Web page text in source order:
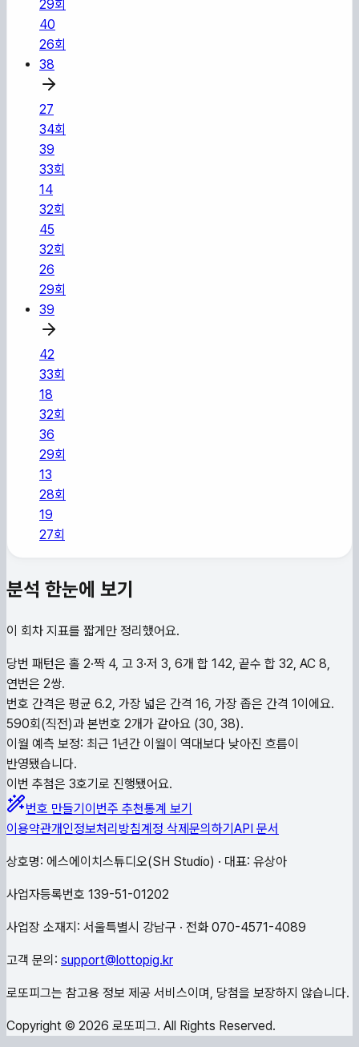
29회
40
26회
38
27
34회
39
33회
14
32회
45
32회
26
29회
39
42
33회
18
32회
36
29회
13
28회
19
27회
분석 한눈에 보기
이 회차 지표를 짧게만 정리했어요.
당번 패턴은 홀 2·짝 4, 고 3·저 3, 6개 합 142, 끝수 합 32, AC 8,
연번은 2쌍.
번호 간격은 평균 6.2, 가장 넓은 간격 16, 가장 좁은 간격 1이에요.
590회(직전)과 본번호 2개가 같아요 (30, 38).
이월 예측 보정: 최근 1년간 이월이 역대보다 낮아진 흐름이
반영됐습니다.
이번 추첨은 3호기로 진행됐어요.
번호 만들기이번주 추천통계 보기
이용약관개인정보처리방침계정 삭제문의하기API 문서
상호명: 에스에이치스튜디오(SH Studio) · 대표: 유상아
사업자등록번호 139-51-01202
사업장 소재지: 서울특별시 강남구 · 전화 070-4571-4089
고객 문의: support@lottopig.kr
로또피그는 참고용 정보 제공 서비스이며, 당첨을 보장하지 않습니다.
Copyright © 2026 로또피그. All Rights Reserved.